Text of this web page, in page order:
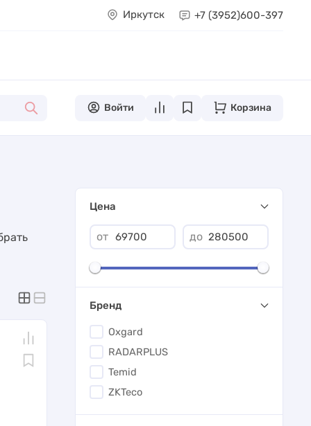
Иркутск +7 (3952)600-397
Войти Корзина
Цена
от до
Бренд
Oxgard
RADARPLUS
Temid
ZKTeco